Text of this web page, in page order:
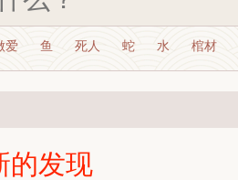
爱 鱼 死人 蛇 水 棺材
的发现